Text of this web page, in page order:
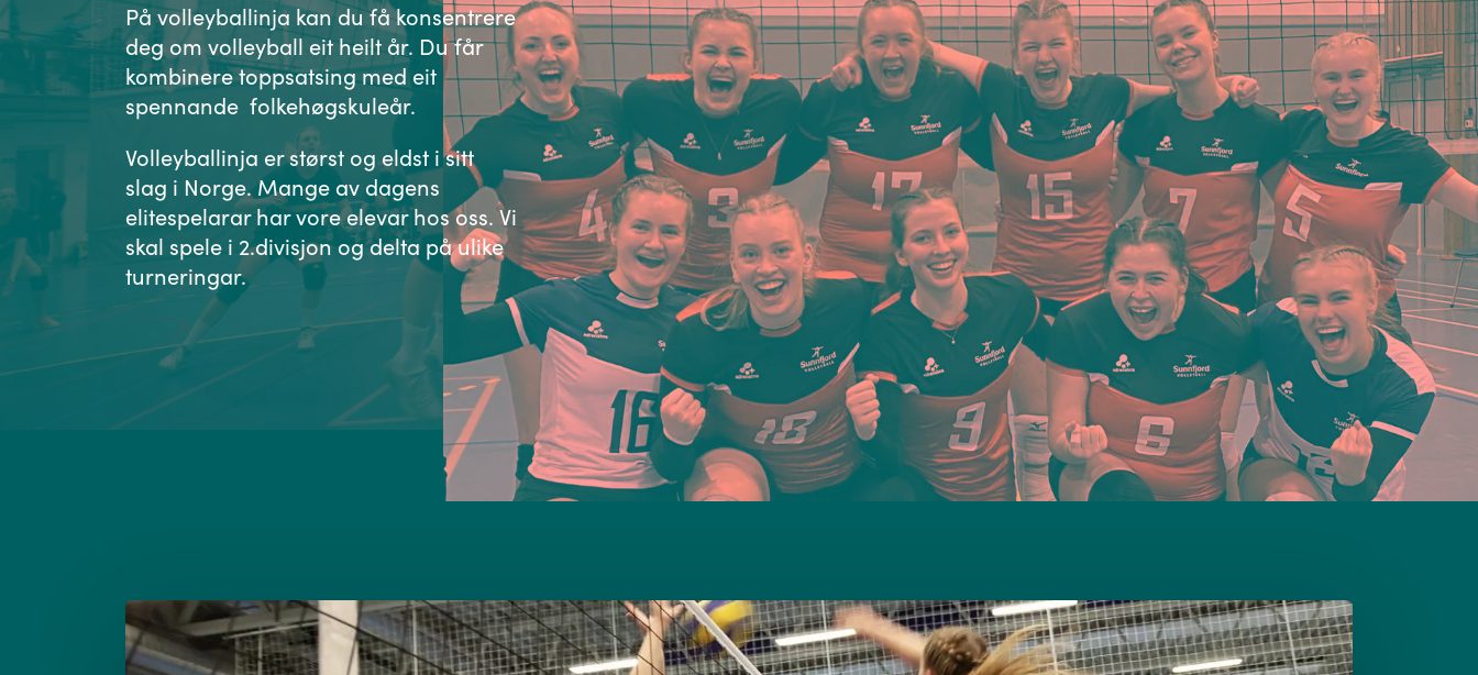
På volleyballinja kan du få konsentrere
deg om volleyball eit heilt år. Du får
kombinere toppsatsing med eit
spennande folkehøgskuleår.
Volleyballinja er størst og eldst i sitt
slag i Norge. Mange av dagens
elitespelarar har vore elevar hos oss. Vi
skal spele i 2.divisjon og delta på ulike
turneringar.